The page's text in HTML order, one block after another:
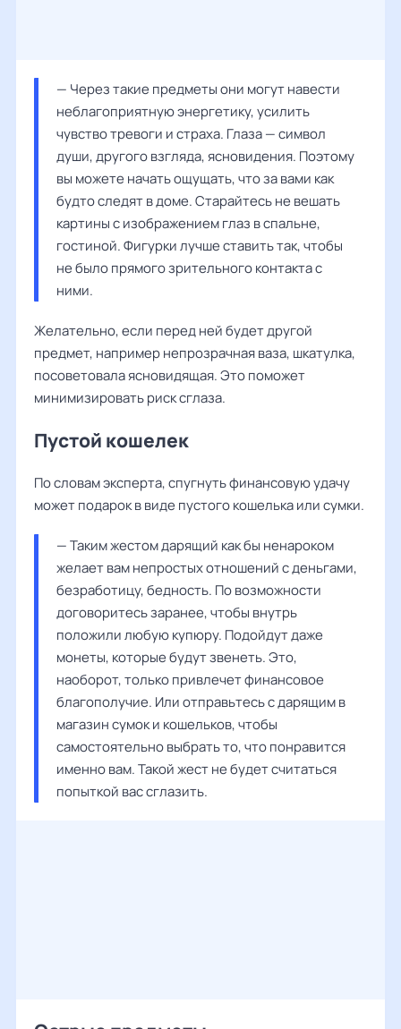
— Через такие предметы они могут навести
неблагоприятную энергетику, усилить
чувство тревоги и страха. Глаза — символ
души, другого взгляда, ясновидения. Поэтому
вы можете начать ощущать, что за вами как
будто следят в доме. Старайтесь не вешать
картины с изображением глаз в спальне,
гостиной. Фигурки лучше ставить так, чтобы
не было прямого зрительного контакта с
ними.
Желательно, если перед ней будет другой
предмет, например непрозрачная ваза, шкатулка,
посоветовала ясновидящая. Это поможет
минимизировать риск сглаза.
Пустой кошелек
По словам эксперта, спугнуть финансовую удачу
может подарок в виде пустого кошелька или сумки.
— Таким жестом дарящий как бы ненароком
желает вам непростых отношений с деньгами,
безработицу, бедность. По возможности
договоритесь заранее, чтобы внутрь
положили любую купюру. Подойдут даже
монеты, которые будут звенеть. Это,
наоборот, только привлечет финансовое
благополучие. Или отправьтесь с дарящим в
магазин сумок и кошельков, чтобы
самостоятельно выбрать то, что понравится
именно вам. Такой жест не будет считаться
попыткой вас сглазить.